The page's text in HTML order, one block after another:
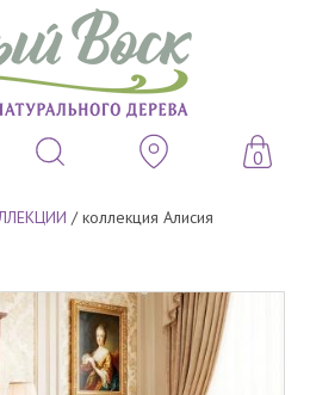
0
/коллекция Алисия